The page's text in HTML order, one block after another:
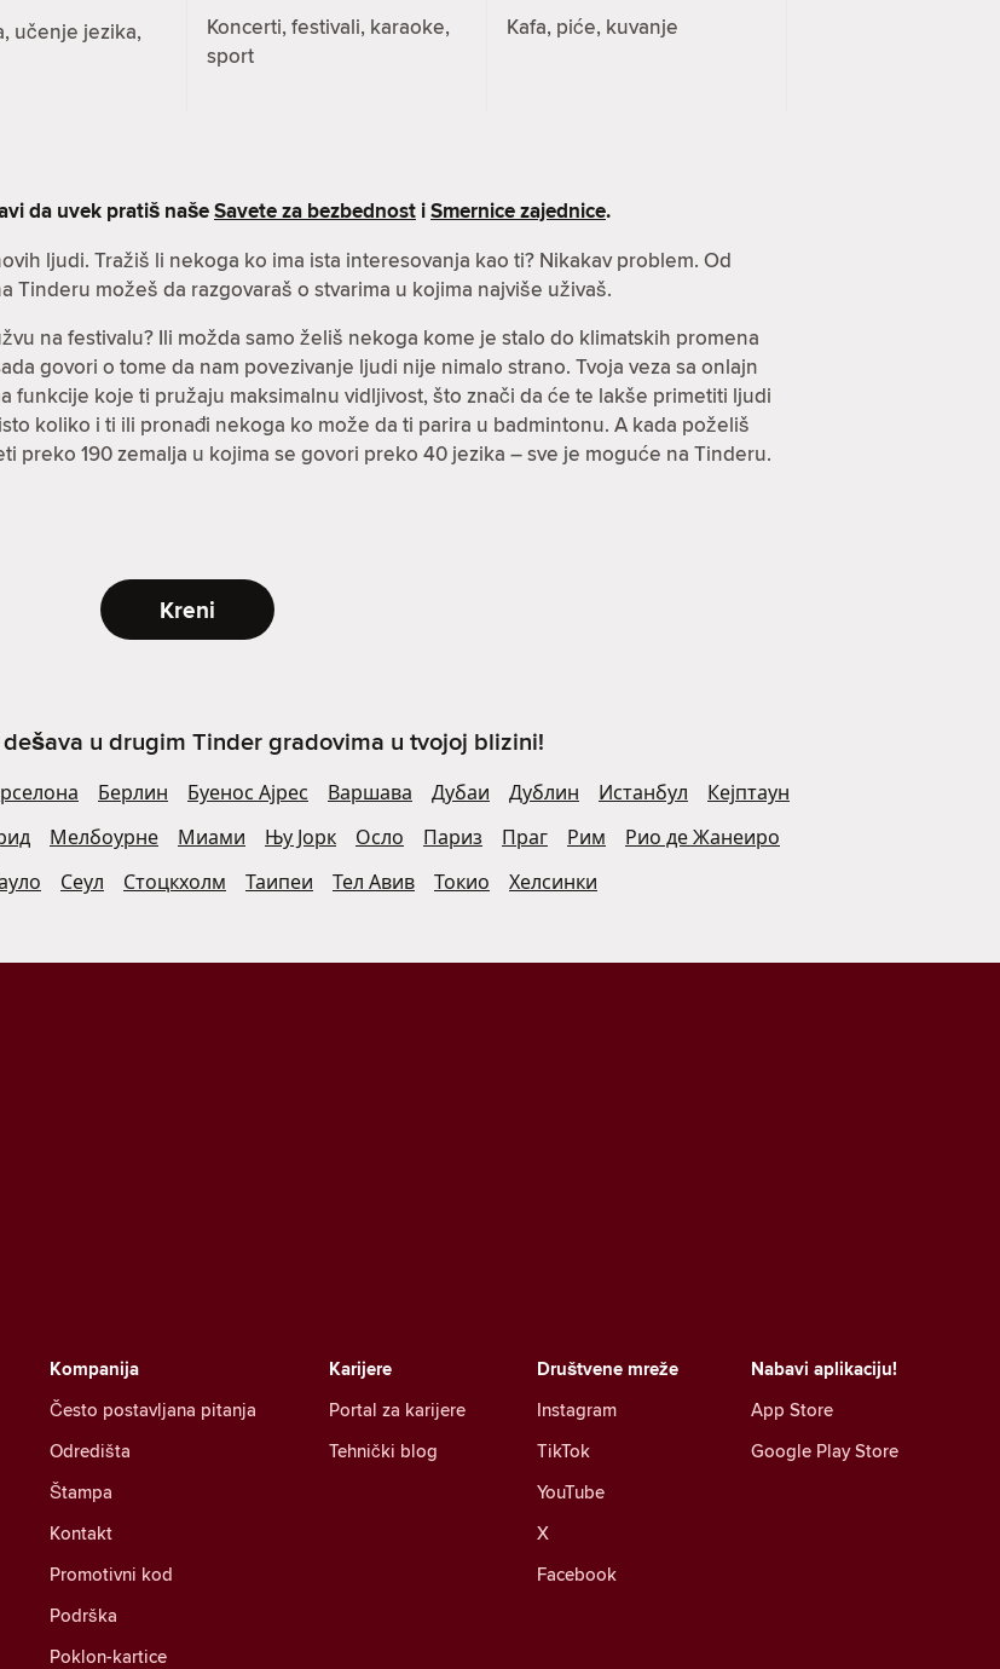
učenje jezika,
Koncerti, festivali, karaoke,
sport
Kafa, piće, kuvanje
da uvek pratiš našeSavete za bezbednost iSmernice zajednice.
ljudi. Tražiš li nekoga ko ima ista interesovanja kao ti? Nikakav problem. Od
Tinderu možeš da razgovaraš o stvarima u kojima najviše uživaš.
na festivalu? Ili možda samo želiš nekoga kome je stalo do klimatskih promena
govori o tome da nam povezivanje ljudi nije nimalo strano. Tvoja veza sa onlajn
funkcije koje ti pružaju maksimalnu vidljivost, što znači da će te lakše primetiti ljudi
koliko i ti ili pronađi nekoga ko može da ti parira u badmintonu. A kada poželiš
preko 190 zemalja u kojima se govori preko 40 jezika – sve je moguće na Tinderu.
Kreni
u drugim Tinder gradovima u tvojoj blizini!
Берлин Буенос Ајрес Варшава Дубаи Дублин Истанбул
Кејптаун
Мелбоурне Миами Њу Јорк Осло Париз Праг Рим
Рио де Жанеиро
Сеул Стоцкхолм Таипеи Тел Авив Токио Хелсинки
Društvene mreže
Instagram
TikTok
YouTube
X
Facebook
Karijere
Portal za karijere
Tehnički blog
Kompanija
Često postavljana pitanja
Odredišta
Štampa
Kontakt
Promotivni kod
Podrška
Poklon-kartice
Nabavi aplikaciju!
App Store
Google Play Store